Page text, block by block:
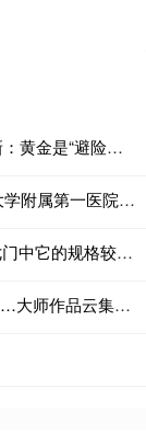
国盛配资 专访世界黄金协会中国区CEO王立新：黄金是“避险舟”更是“压舱石”
国盛配资 【清明祭英烈 同心砺担当】佳木斯大学附属第一医院民主党派成员赴抗联英雄纪念馆开展主题活动
国盛配资 老照片：1922年北京广安门，外城七门中它的规格较高，乾隆帝六次南巡均由此门出京
国盛配资 丰子恺张乐平万籁鸣贺友直程十发……大师作品云集，儿童美术怎是小儿科